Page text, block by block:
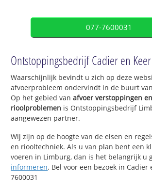
077-7600031
Ontstoppingsbedrijf Cadier en Keer
Waarschijnlijk bevindt u zich op deze
afvoerprobleem ondervindt in de buurt
Op het gebied vanafvoer verstoppingen en
rioolproblemen is Ontstoppingsbedrijf
aangewezen partner.
Wij zijn op de hoogte van de eisen en
en riooltechniek. Als u van plan bent een
voeren in Limburg, dan is het belangrijk u
informeren. Bel voor een bezoek in
7600031